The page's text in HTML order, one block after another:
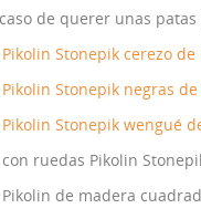
de querer unas
Pikolin Stonepik cerezo de
Pikolin Stonepik negras de
Pikolin Stonepik wengué
con ruedas Pikolin
Pikolin de madera